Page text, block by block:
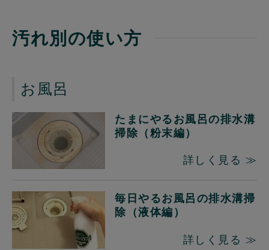
汚れ別の使い方
お風呂
たまにやるお風呂の排水溝
掃除（粉末編）
詳しく見る ≫
毎日やるお風呂の排水溝掃
除（液体編）
詳しく見る ≫